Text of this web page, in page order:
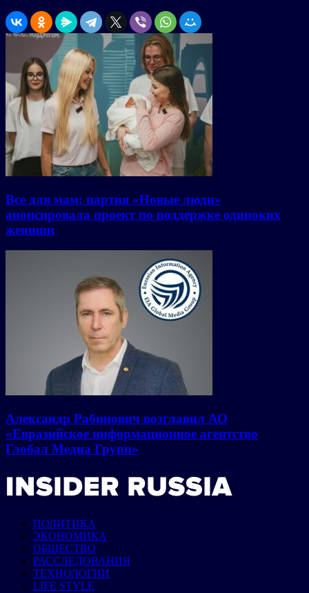
Все для мам: партия «Новые люди»
анонсировала проект по поддержке одиноких
женщин
Александр Рабинович возглавил АО
«Евразийское информационное агентство
Глобал Медиа Групп»
ПОЛИТИКА
ЭКОНОМИКА
ОБЩЕСТВО
РАССЛЕДОВАНИЯ
ТЕХНОЛОГИИ
LIFE STYLE